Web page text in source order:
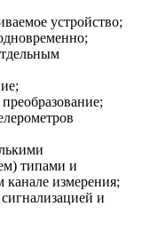
устройство;
типами и
измерения;
и